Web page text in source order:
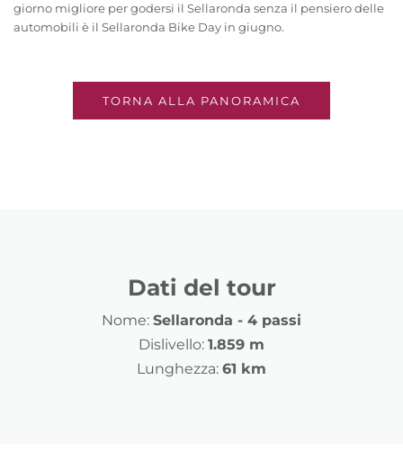
giorno migliore per godersi il Sellaronda senza il pensiero delle
automobili è il Sellaronda Bike Day in giugno.
TORNA ALLA PANORAMICA
Dati del tour
Nome: Sellaronda - 4 passi
Dislivello: 1.859 m
Lunghezza: 61 km